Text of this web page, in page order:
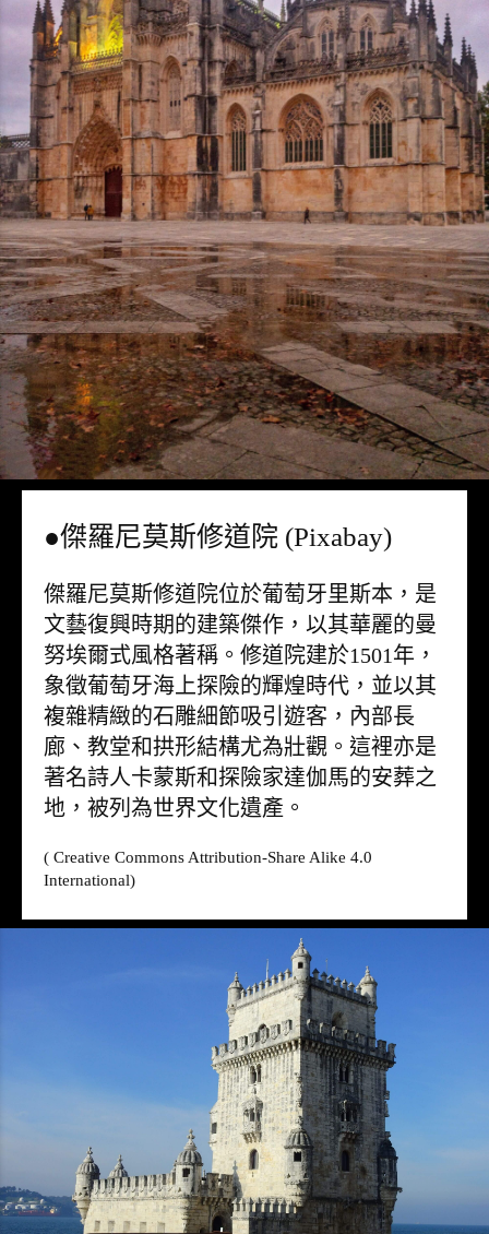
●傑羅尼莫斯修道院 (Pixabay)
傑羅尼莫斯修道院位於葡萄牙里斯本，是
文藝復興時期的建築傑作，以其華麗的曼
努埃爾式風格著稱。修道院建於1501年，
象徵葡萄牙海上探險的輝煌時代，並以其
複雜精緻的石雕細節吸引遊客，內部長
廊、教堂和拱形結構尤為壯觀。這裡亦是
著名詩人卡蒙斯和探險家達伽馬的安葬之
地，被列為世界文化遺產。
( Creative Commons Attribution-Share Alike 4.0
International)